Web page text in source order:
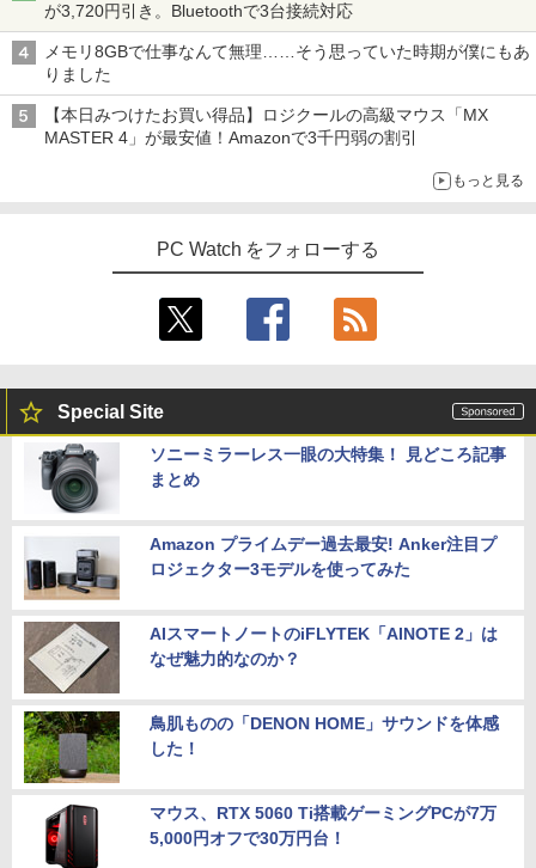
が3,720円引き。Bluetoothで3台接続対応
メモリ8GBで仕事なんて無理……そう思っていた時期が僕にもあ
りました
【本日みつけたお買い得品】ロジクールの高級マウス「MX
MASTER 4」が最安値！Amazonで3千円弱の割引
もっと見る
PC Watch をフォローする
Special Site
ソニーミラーレス一眼の大特集！ 見どころ記事
まとめ
Amazon プライムデー過去最安! Anker注目プ
ロジェクター3モデルを使ってみた
AIスマートノートのiFLYTEK「AINOTE 2」は
なぜ魅力的なのか？
鳥肌ものの「DENON HOME」サウンドを体感
した！
マウス、RTX 5060 Ti搭載ゲーミングPCが7万
5,000円オフで30万円台！